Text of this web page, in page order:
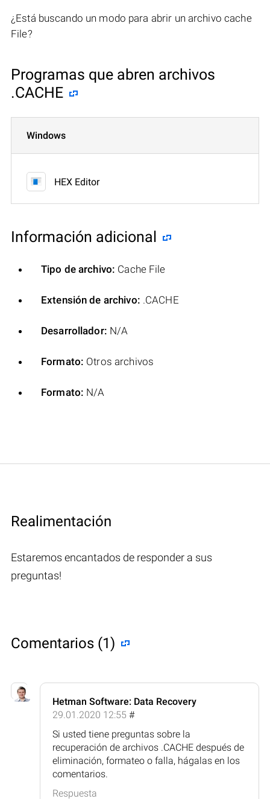
¿Está buscando un modo para abrir un archivo cache
File?
Programas que abren archivos
.CACHE
Windows
HEX Editor
Información adicional
Tipo de archivo: Cache File
Extensión de archivo: .CACHE
Desarrollador: N/A
Formato: Otros archivos
Formato: N/A
Realimentación
Estaremos encantados de responder a sus
preguntas!
Comentarios (1)
Hetman Software: Data Recovery
29.01.2020 12:55 #
Si usted tiene preguntas sobre la
recuperación de archivos .CACHE después de
eliminación, formateo o falla, hágalas en los
comentarios.
Respuesta